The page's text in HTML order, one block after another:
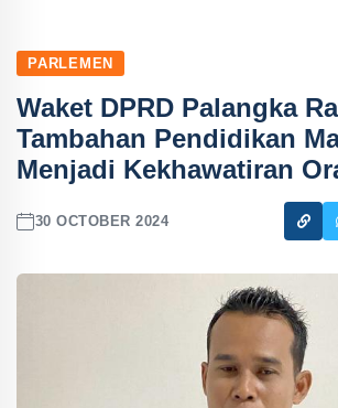
PARLEMEN
Waket DPRD Palangka
Tambahan Pendidikan
Menjadi Kekhawatiran
30 OCTOBER 2024